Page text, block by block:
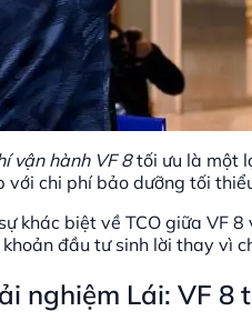
vận hành VF 8tối ưu là một
với chi phí bảo dưỡng tối
khác biệt về TCO giữa VF
đầu tư sinh lời thay vì
nghiệm Lái: VF 8